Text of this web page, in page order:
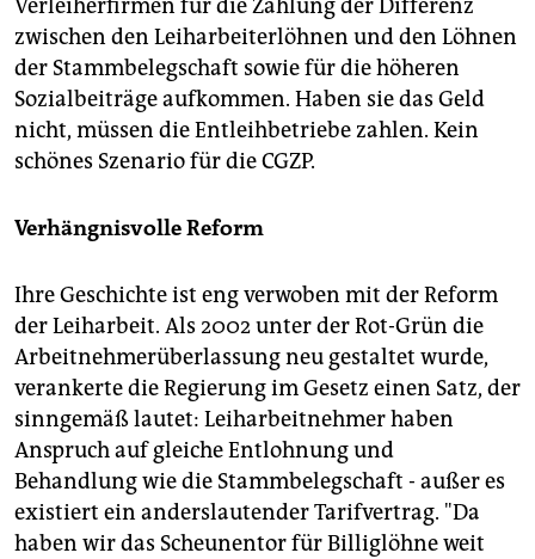
Verleiherfirmen für die Zahlung der Differenz
zwischen den Leiharbeiterlöhnen und den Löhnen
der Stammbelegschaft sowie für die höheren
Sozialbeiträge aufkommen. Haben sie das Geld
nicht, müssen die Entleihbetriebe zahlen. Kein
schönes Szenario für die CGZP.
Verhängnisvolle Reform
Ihre Geschichte ist eng verwoben mit der Reform
der Leiharbeit. Als 2002 unter der Rot-Grün die
Arbeitnehmerüberlassung neu gestaltet wurde,
verankerte die Regierung im Gesetz einen Satz, der
sinngemäß lautet: Leiharbeitnehmer haben
Anspruch auf gleiche Entlohnung und
Behandlung wie die Stammbelegschaft - außer es
existiert ein anderslautender Tarifvertrag. "Da
haben wir das Scheunentor für Billiglöhne weit